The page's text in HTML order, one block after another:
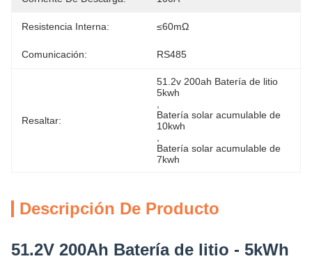
Resistencia Interna: ≤60mΩ
Comunicación: RS485
Resaltar:
51.2v 200ah Batería de litio
5kwh
Batería solar acumulable de
10kwh
Batería solar acumulable de
7kwh
Descripción De Producto
51.2V 200Ah Batería de litio - 5kWh